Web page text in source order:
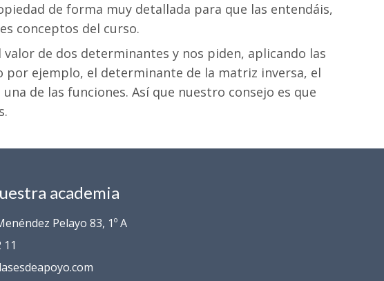
de forma muy detallada para que las entendáis,
conceptos del curso.
de dos determinantes y nos piden, aplicando las
ejemplo, el determinante de la matriz inversa, el
de las funciones. Así que nuestro consejo es que
academia
Pelayo 83, 1º A
11